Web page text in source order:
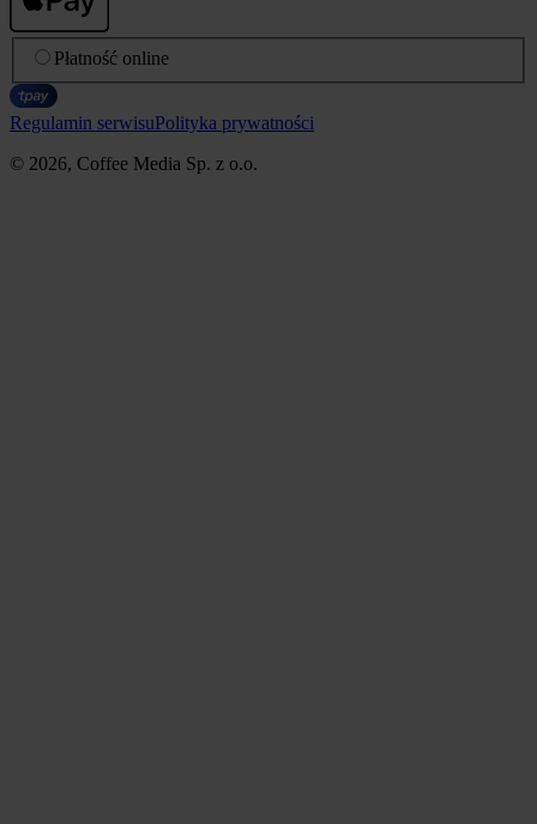
Płatność online
Regulamin serwisuPolityka prywatności
© 2026, Coffee Media Sp. z o.o.